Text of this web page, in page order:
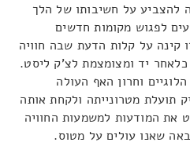
להצביע על חשיבותו של הלך
לפגוש מקומות חדשים
קינה על קלות הדעת שבה חוויה
יד ומצומצמת לצ'ק ליסט.
וחרון האף העולה
תועלת מטרונייתה ולקחת אותה
את המודעות למשמעות החוויה
שאנו עולים על מטוס.